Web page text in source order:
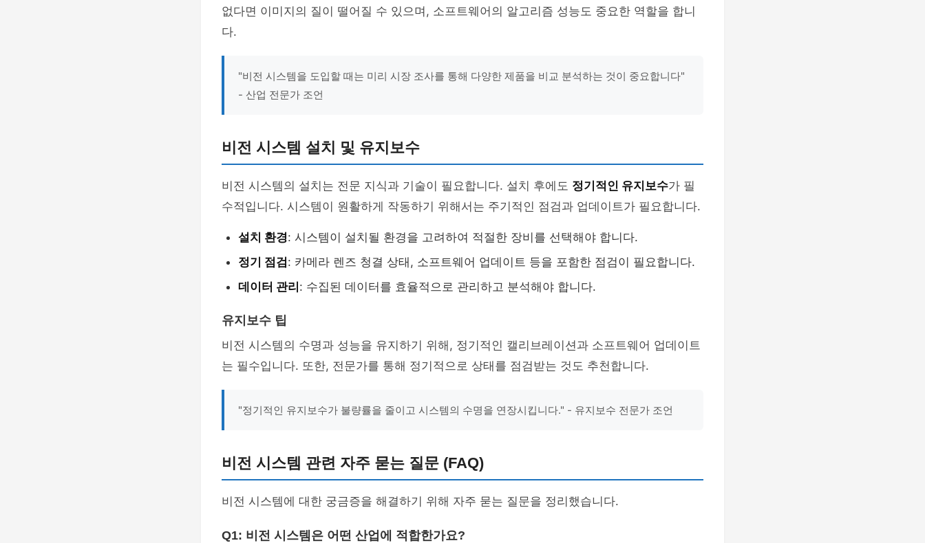
없다면 이미지의 질이 떨어질 수 있으며, 소프트웨어의 알고리즘 성능도 중요한 역할을 합니
다.
"비전 시스템을 도입할 때는 미리 시장 조사를 통해 다양한 제품을 비교 분석하는 것이 중요합니다"
- 산업 전문가 조언
비전 시스템 설치 및 유지보수
비전 시스템의 설치는 전문 지식과 기술이 필요합니다. 설치 후에도 정기적인 유지보수가 필
수적입니다. 시스템이 원활하게 작동하기 위해서는 주기적인 점검과 업데이트가 필요합니다.
설치 환경: 시스템이 설치될 환경을 고려하여 적절한 장비를 선택해야 합니다.
정기 점검: 카메라 렌즈 청결 상태, 소프트웨어 업데이트 등을 포함한 점검이 필요합니다.
데이터 관리 : 수집된 데이터를 효율적으로 관리하고 분석해야 합니다.
유지보수 팁
비전 시스템의 수명과 성능을 유지하기 위해, 정기적인 캘리브레이션과 소프트웨어 업데이트
는 필수입니다. 또한, 전문가를 통해 정기적으로 상태를 점검받는 것도 추천합니다.
"정기적인 유지보수가 불량률을 줄이고 시스템의 수명을 연장시킵니다." - 유지보수 전문가 조언
비전 시스템 관련 자주 묻는 질문 (FAQ)
비전 시스템에 대한 궁금증을 해결하기 위해 자주 묻는 질문을 정리했습니다.
Q1: 비전 시스템은 어떤 산업에 적합한가요?